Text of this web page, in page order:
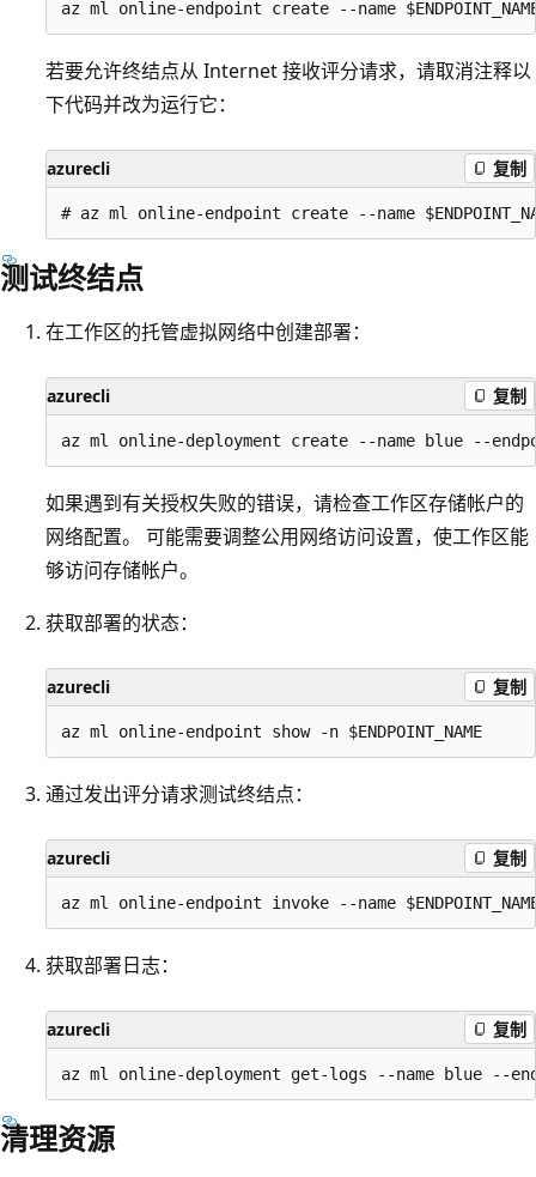
若要允许终结点从 Internet 接收评分请求，请取消注释以
下代码并改为运行它：
azurecli 复制
测试终结点
在工作区的托管虚拟网络中创建部署：
azurecli 复制
如果遇到有关授权失败的错误，请检查工作区存储帐户的
网络配置。 可能需要调整公用网络访问设置，使工作区能
够访问存储帐户。
获取部署的状态：
azurecli 复制
通过发出评分请求测试终结点：
azurecli 复制
获取部署日志：
azurecli 复制
清理资源